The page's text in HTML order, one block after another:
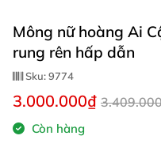
Mông nữ hoàng Ai
rung rên hấp dẫn
Sku:9774
3.000.000₫
Còn hàng